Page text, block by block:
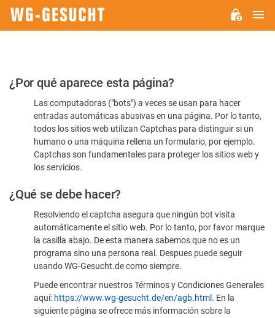
Por
favor,
confirme
humano
¿Por qué aparece esta página?
Las computadoras ("bots") a veces se usan para hacer
entradas automáticas abusivas en una página. Por lo tanto,
todos los sitios web utilizan Captchas para distinguir si un
humano o una máquina rellena un formulario, por ejemplo.
Captchas son fundamentales para proteger los sitios web y
los servicios.
¿Qué se debe hacer?
Resolviendo el captcha asegura que ningún bot visita
automáticamente el sitio web. Por lo tanto, por favor marque
la casilla abajo. De esta manera sabemos que no es un
programa sino una persona real. Despues puede seguir
usando WG-Gesucht.de como siempre.
Puede encontrar nuestros Términos y Condiciones Generales
aquí: https://www.wg-gesucht.de/en/agb.html . En la
siguiente página se ofrece más información sobre la